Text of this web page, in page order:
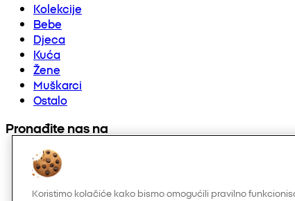
Kolekcije
Bebe
Djeca
Kuća
Žene
Muškarci
Ostalo
Pronađite nas na
Koristimo kolačiće kako bismo omogućili pravilno